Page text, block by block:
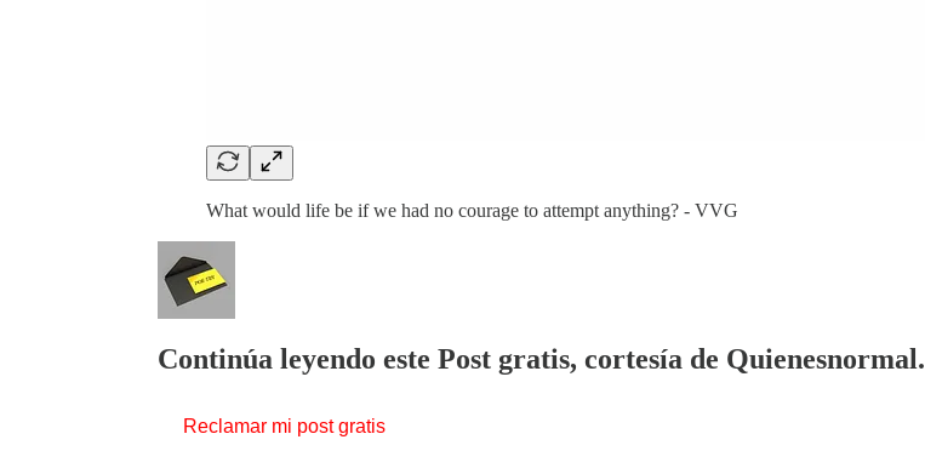
What would life be if we had no courage to attempt anything? - VVG
Continúa leyendo este Post gratis, cortesía de Quienesnormal.
Reclamar mi post gratis